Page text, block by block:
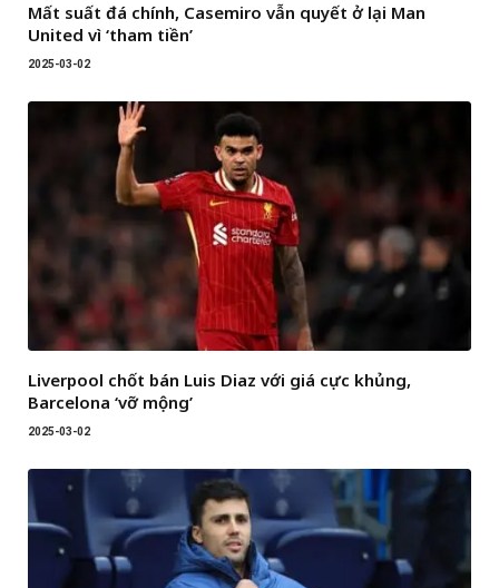
Mất suất đá chính, Casemiro vẫn quyết ở lại Man
United vì ‘tham tiền’
2025-03-02
Liverpool chốt bán Luis Diaz với giá cực khủng,
Barcelona ‘vỡ mộng’
2025-03-02